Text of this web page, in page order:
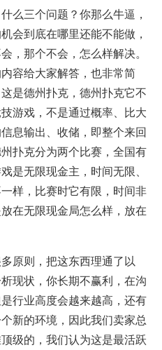
么三个问题？你那么牛逼，
会到底在哪里还能不能做，
，那个不会，怎么样解决。
容给大家解答，也非常简
是德州扑克，德州扑克它不
游戏，不是通过概率、比大
息输出、收储，即整个来回
扑克分为两个比赛，全国有
是无限现金主，时间无限、
样，比赛时它有限，时间非
在无限现金局怎么样，放在
原则，把这东西理通了以
现状，你长期不赢利，在沟
行业高度会越来越高，还有
新的环境，因此我们卖家总
级的，我们认为这是最活跃